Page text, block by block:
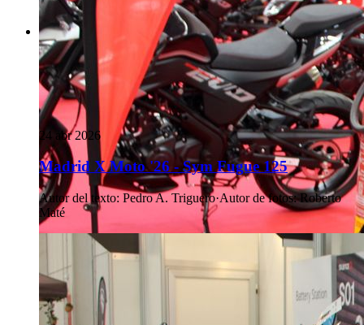
24 abr 2026
Madrid X Moto '26 - Sym Fugue 125
Autor del texto: Pedro A. Triguero·Autor de fotos: Roberto
Maté